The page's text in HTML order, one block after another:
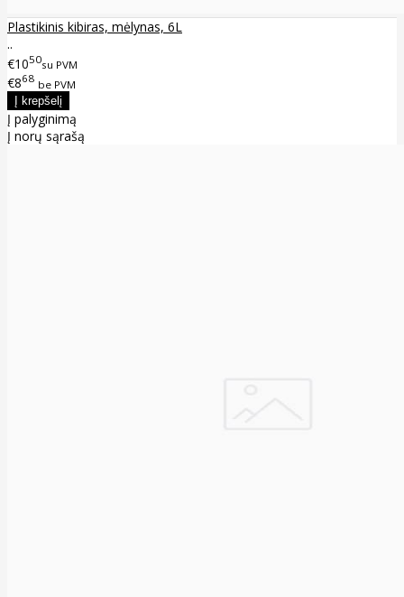
Plastikinis kibiras, mėlynas, 6L
..
€1050su PVM
€868 be PVM
Į palyginimą
Į norų sąrašą